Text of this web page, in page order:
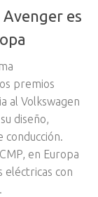
Avenger es
premios
al Volkswagen
diseño,
conducción.
en Europa
eléctricas con